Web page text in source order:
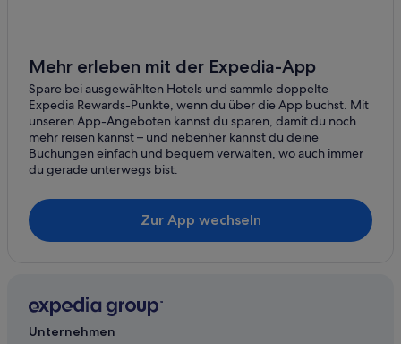
Hotels nahe Le Bon Marché
Günstige in Montparnasse
Hotels nahe Rue de la Gaîté
3-Sterne-Hotels in Montparnasse
Familien in Montparnasse
Stadtzentrum von Paris: Hotels
Haustierfreundliche in Montparnasse
Art Hotels Paris in Montparnasse
Hotels mit Frühstück in Montparnasse
Mehr erleben mit der Expedia-App
Spare bei ausgewählten Hotels und sammle doppelte
Expedia Rewards-Punkte, wenn du über die App buchst. Mit
unseren App-Angeboten kannst du sparen, damit du noch
mehr reisen kannst – und nebenher kannst du deine
Buchungen einfach und bequem verwalten, wo auch immer
du gerade unterwegs bist.
Zur App wechseln
Unternehmen